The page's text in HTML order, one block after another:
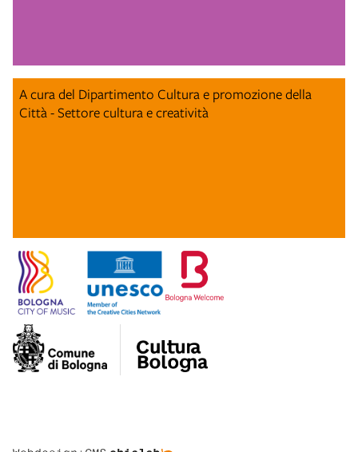
A cura del Dipartimento Cultura e promozione della
Città - Settore cultura e creatività